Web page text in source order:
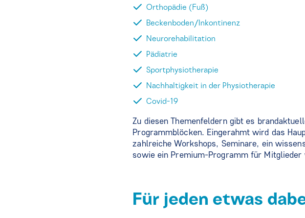
Orthopädie (Fuß)
Beckenboden/Inkontinenz
Neurorehabilitation
Pädiatrie
Sportphysiotherapie
Nachhaltigkeit in der Physiotherapie
Covid-19
Zu diesen Themenfeldern gibt es
Programmblöcken. Eingerahmt wird das
zahlreiche Workshops, Seminare, ein
sowie ein Premium-Programm für Mitglieder
Für jeden etwas